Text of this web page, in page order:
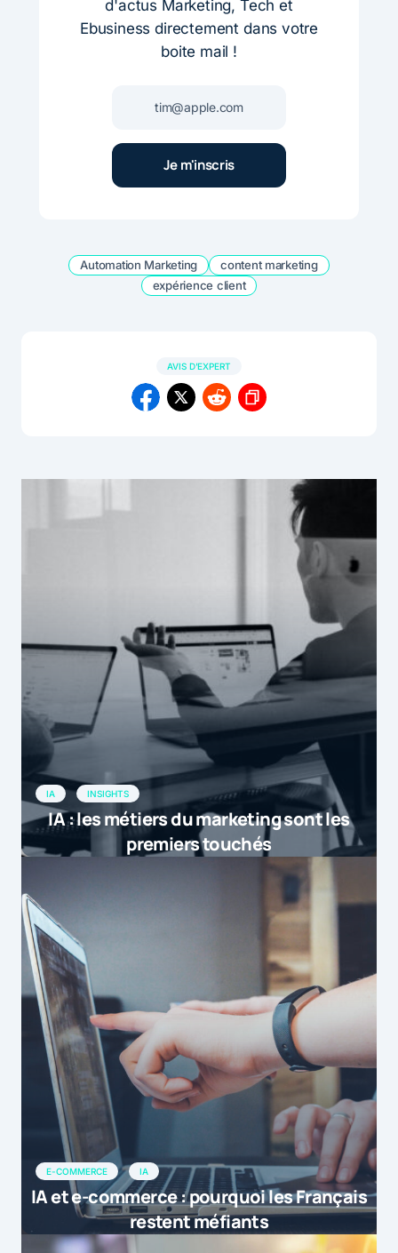
d'actus Marketing, Tech et
Ebusiness directement dans votre
boite mail !
Automation Marketing
content marketing
expérience client
AVIS D'EXPERT
IA INSIGHTS
IA : les métiers du marketing sont les
premiers touchés
E-COMMERCE IA
IA et e-commerce : pourquoi les Français
restent méfiants